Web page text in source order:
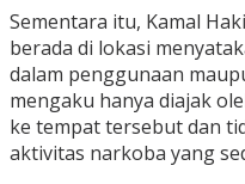
Sementara itu, Kamal
berada di lokasi
dalam penggunaan
mengaku hanya diajak
ke tempat tersebut dan
aktivitas narkoba yang